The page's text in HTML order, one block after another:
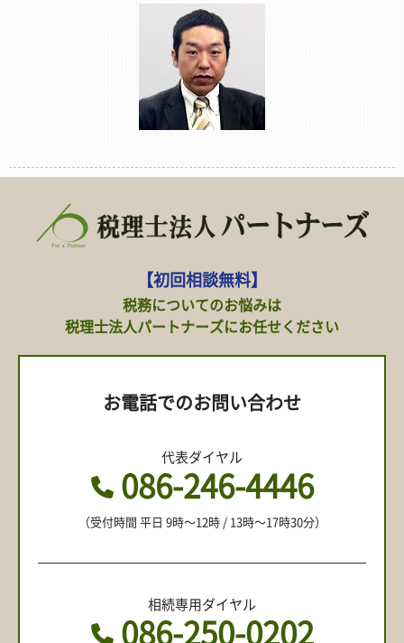
【初回相談無料】
税務についてのお悩みは
税理士法人パートナーズにお任せください
お電話でのお問い合わせ
代表ダイヤル
086-246-4446
（受付時間 平日 9時〜12時 / 13時〜17時30分）
相続専用ダイヤル
086-250-0202